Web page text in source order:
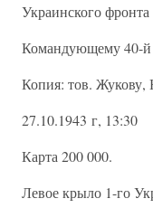
Украинского фронта
Командующему 40-
Копия: тов. Жукову,
27.10.1943 г, 13:30
Карта 200 000.
Левое крыло 1-го